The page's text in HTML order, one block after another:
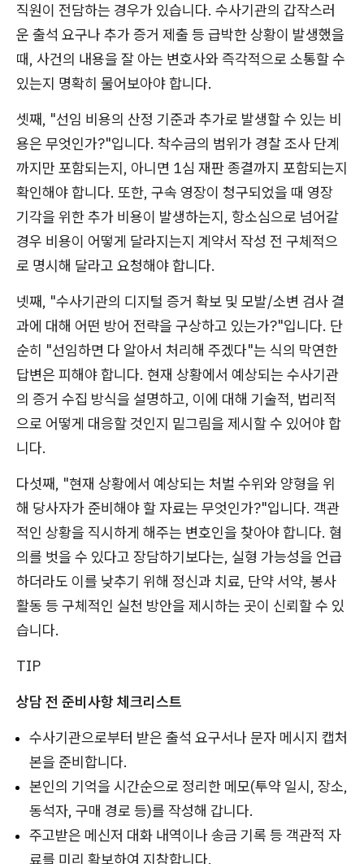
직원이 전담하는 경우가 있습니다. 수사기관의 갑작스러
운 출석 요구나 추가 증거 제출 등 급박한 상황이 발생했을
때, 사건의 내용을 잘 아는 변호사와 즉각적으로 소통할 수
있는지 명확히 물어보아야 합니다.
셋째, "선임 비용의 산정 기준과 추가로 발생할 수 있는 비
용은 무엇인가?"입니다. 착수금의 범위가 경찰 조사 단계
까지만 포함되는지, 아니면 1심 재판 종결까지 포함되는지
확인해야 합니다. 또한, 구속 영장이 청구되었을 때 영장
기각을 위한 추가 비용이 발생하는지, 항소심으로 넘어갈
경우 비용이 어떻게 달라지는지 계약서 작성 전 구체적으
로 명시해 달라고 요청해야 합니다.
넷째, "수사기관의 디지털 증거 확보 및 모발/소변 검사 결
과에 대해 어떤 방어 전략을 구상하고 있는가?"입니다. 단
순히 "선임하면 다 알아서 처리해 주겠다"는 식의 막연한
답변은 피해야 합니다. 현재 상황에서 예상되는 수사기관
의 증거 수집 방식을 설명하고, 이에 대해 기술적, 법리적
으로 어떻게 대응할 것인지 밑그림을 제시할 수 있어야 합
니다.
다섯째, "현재 상황에서 예상되는 처벌 수위와 양형을 위
해 당사자가 준비해야 할 자료는 무엇인가?"입니다. 객관
적인 상황을 직시하게 해주는 변호인을 찾아야 합니다. 혐
의를 벗을 수 있다고 장담하기보다는, 실형 가능성을 언급
하더라도 이를 낮추기 위해 정신과 치료, 단약 서약, 봉사
활동 등 구체적인 실천 방안을 제시하는 곳이 신뢰할 수 있
습니다.
TIP
상담 전 준비사항 체크리스트
수사기관으로부터 받은 출석 요구서나 문자 메시지 캡처
본을 준비합니다.
본인의 기억을 시간순으로 정리한 메모(투약 일시, 장소,
동석자, 구매 경로 등)를 작성해 갑니다.
주고받은 메신저 대화 내역이나 송금 기록 등 객관적 자
료를 미리 확보하여 지참합니다.